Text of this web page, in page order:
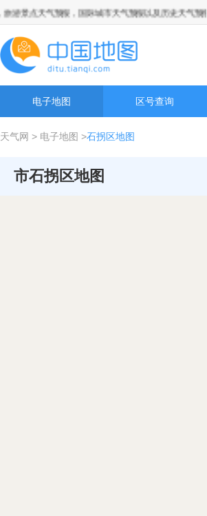
点天气预报，国际城市天气预报以及历史天气预报查询
电子地图 区号查询
天气网 > 电子地图 >石拐区地图
市石拐区地图